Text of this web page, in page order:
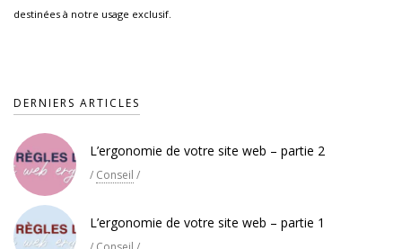
destinées à notre usage exclusif.
DERNIERS ARTICLES
L’ergonomie de votre site web – partie 2
/ Conseil /
L’ergonomie de votre site web – partie 1